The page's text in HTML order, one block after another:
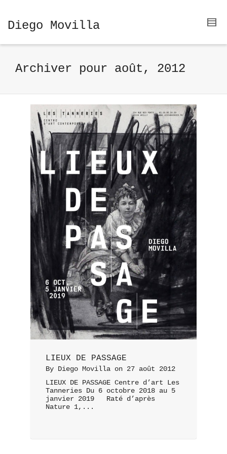
Diego Movilla
Archiver pour août, 2012
LIEUX DE PASSAGE
By Diego Movilla on 27 août 2012
LIEUX DE PASSAGE Centre d’art Les
Tanneries Du 6 octobre 2018 au 5
janvier 2019 Raté d’après
Nature 1,...